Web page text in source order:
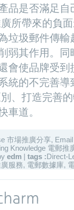
品是否滿足
所帶來的負
垃圾郵件傳
弱其作用。
會使品牌受
統的不完善
、打造完善
車道。
市場推廣分享,
Knowledge 電郵推
edm tags :Direct-
服務, 電郵數據庫,